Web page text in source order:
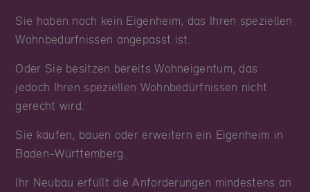
Sie haben noch kein Eigenheim, das Ihren speziellen
Wohnbedürfnissen angepasst ist.
Oder Sie besitzen bereits Wohneigentum, das
jedoch Ihren speziellen Wohnbedürfnissen nicht
gerecht wird.
Sie kaufen, bauen oder erweitern ein Eigenheim in
Baden-Württemberg.
Ihr Neubau erfüllt die Anforderungen mindestens an